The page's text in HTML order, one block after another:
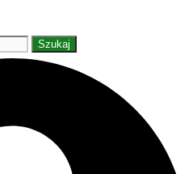
Szukaj